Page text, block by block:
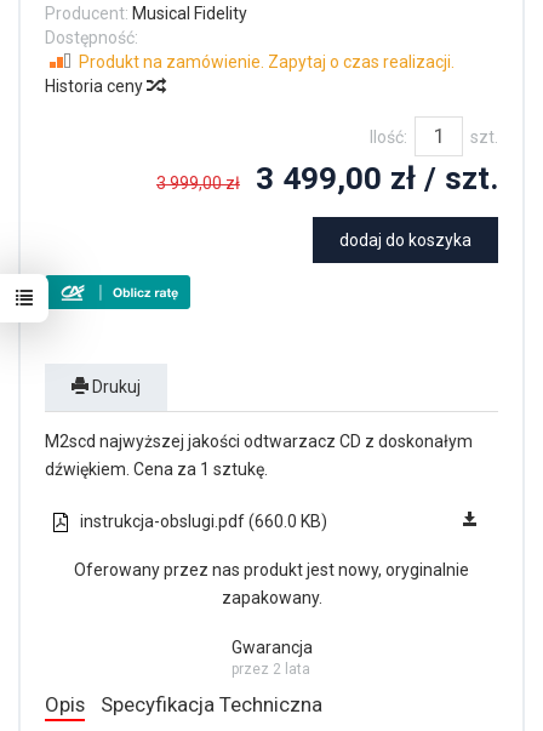
Producent: Musical Fidelity
Dostępność:
Produkt na zamówienie. Zapytaj o czas realizacji.
Historia ceny
Ilość: szt.
3 999,00 zł 3 499,00 zł / szt.
dodaj do koszyka
Drukuj
M2scd najwyższej jakości odtwarzacz CD z doskonałym
dźwiękiem. Cena za 1 sztukę.
instrukcja-obslugi.pdf (660.0 KB)
Oferowany przez nas produkt jest nowy, oryginalnie
zapakowany.
Gwarancja
przez 2 lata
Opis Specyfikacja Techniczna